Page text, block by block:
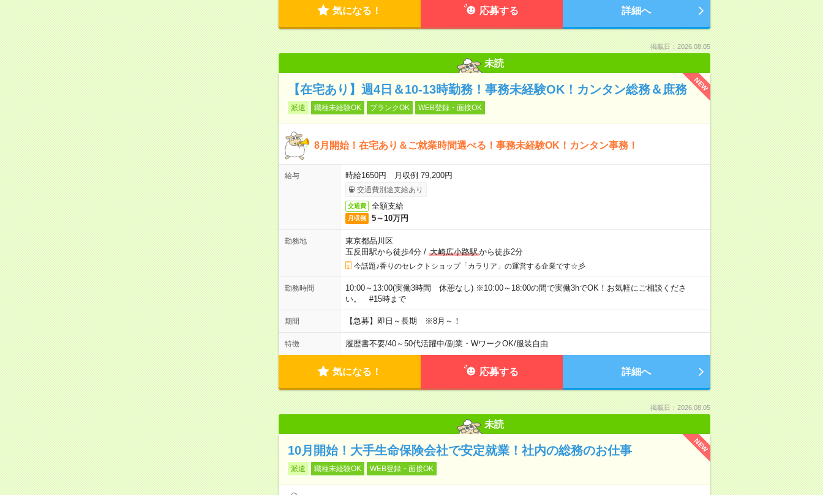
気になる！ 応募する 詳細へ
掲載日：2026.08.05
未読
NEW
【在宅あり】週4日＆10-13時勤務！事務未経験OK！カンタン総務＆庶務
派遣 職種未経験OK ブランクOK WEB登録・面接OK
8月開始！在宅あり＆ご就業時間選べる！事務未経験OK！カンタン事務！
給与 時給1650円 月収例 79,200円
交通費別途支給あり
交通費 全額支給
月収例 5～10万円
勤務地
東京都品川区
五反田駅から徒歩4分/ 大崎広小路駅から徒歩2分
今話題♪香りのセレクトショップ「カラリア」の運営する企業です☆彡
勤務時間
10:00～13:00(実働3時間 休憩なし) ※10:00～18:00の間で実働3hでOK！お気軽にご相談くださ
い。 #15時まで
期間 【急募】即日～長期 ※8月～！
特徴 履歴書不要/40～50代活躍中/副業・WワークOK/服装自由
気になる！ 応募する 詳細へ
掲載日：2026.08.05
未読
NEW
10月開始！大手生命保険会社で安定就業！社内の総務のお仕事
派遣 職種未経験OK WEB登録・面接OK